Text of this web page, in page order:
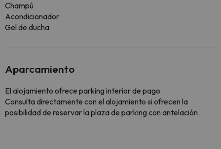
Champú
Acondicionador
Gel de ducha
Aparcamiento
El alojamiento ofrece parking interior de pago
Consulta directamente con el alojamiento si ofrecen la
posibilidad de reservar la plaza de parking con antelación.